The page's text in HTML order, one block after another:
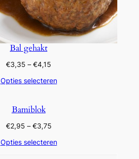
Bal gehakt
€3,35 – €4,15
tot
Opties selecteren
Bamiblok
€2,95 – €3,75Prijsklasse:
tot
Opties selecteren